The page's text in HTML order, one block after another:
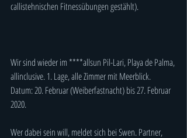
callistehnischen Fitnessübungen gestählt).
Wir sind wieder im ****allsun Pil-Lari, Playa de Palma,
allinclusive. 1. Lage, alle Zimmer mit Meerblick.
Datum: 20. Februar (Weiberfastnacht) bis 27. Februar
2020.
Wer dabei sein will, meldet sich bei Swen. Partner,